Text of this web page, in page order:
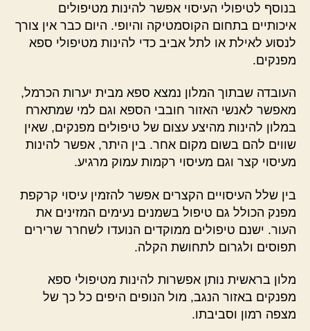
בנוסף לטיפולי העיסוי אפשר להינות מטיפולים
איכותיים בתחום הקוסמטיקה והיופי. היום כבר אין צורך
לנסוע לאילת או לתל אביב כדי להינות מטיפולי ספא
מפנקים.
העובדה שבתוך המלון נמצא ספא מבית יערות הכרמל,
מאפשר לאנשי האזור חובבי הספא וגם למי שמתארח
במלון להינות מהיצע עצום של טיפולים מפנקים, שאין
שווים להם בשום מקום אחר. בין היתר, אפשר להינות
מעיסוי קצר וגם מעיסוי רקמות עמוק מרגיע.
בין שלל העיסויים הקצרים אפשר להזמין עיסוי קרקפת
מפנק הכולל גם טיפול בשמנים נעימים המזינים את
העור. ישנם טיפולים ממוקדים הנועדו לשחרר שרירים
תפוסים ולגרום לתחושת הקלה.
מלון בראשית נותן אפשרות להינות מטיפולי ספא
מפנקים באזור הנגב, מול הנופים היפים כל כך של
מצפה רמון וסביבתו.